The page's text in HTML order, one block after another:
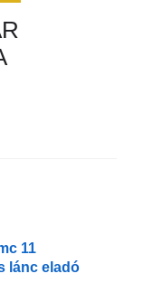
11
lánc eladó